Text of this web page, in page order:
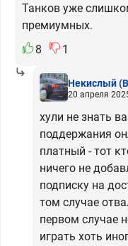
Танков уже
премиумных.
8
1
Некислый
20 апреля
хули не знать
поддержания
платный - тот
ничего не
подписку на
том случае
первом случае
играть хоть